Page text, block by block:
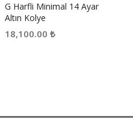
G Harfli Minimal 14 Ayar
Altın Kolye
18,100.00 ₺